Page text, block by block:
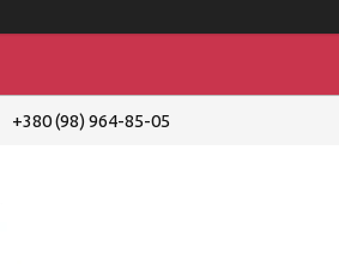
+380 (98) 964-85-05